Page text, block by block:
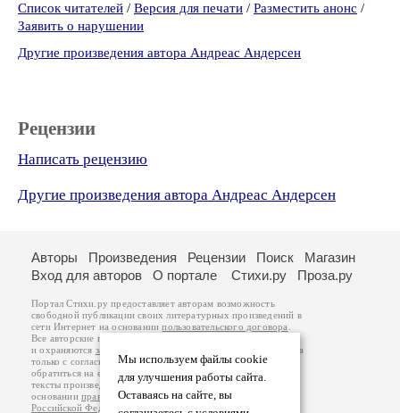
Список читателей / Версия для печати / Разместить анонс /
Заявить о нарушении
Другие произведения автора Андреас Андерсен
Рецензии
Написать рецензию
Другие произведения автора Андреас Андерсен
Мы используем файлы cookie
для улучшения работы сайта.
Оставаясь на сайте, вы
Авторы Произведения Рецензии Поиск
Магазин
Вход для авторов
О портале Стихи.ру Проза.ру
Портал Стихи.ру предоставляет авторам возможность
свободной публикации своих литературных произведений в
сети Интернет на основаниипользовательского договора
Все авторские права на произведения принадлежат авторам
и охраняются законом
. Перепечатка произведений возможна
только с согласия его автора, к которому вы можете
обратиться на его авторской странице. Ответственность за
тексты произведений авторы несут самостоятельно на
основанииправил публикацииизаконодательства
Российской Федерации